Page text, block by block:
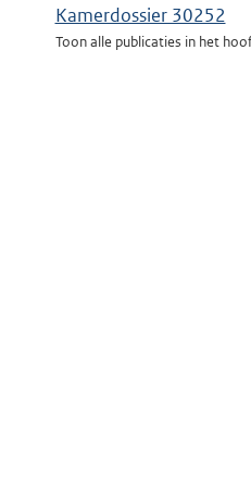
Kamerdossier 30252
Toon alle publicaties in het